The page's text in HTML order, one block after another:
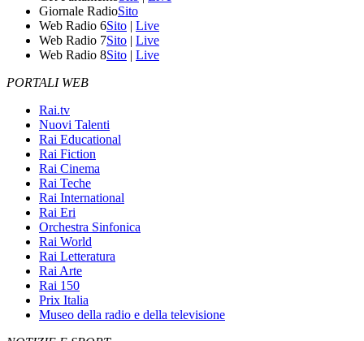
Giornale RadioSito
Web Radio 6Sito | Live
Web Radio 7Sito | Live
Web Radio 8Sito | Live
PORTALI WEB
Rai.tv
Nuovi Talenti
Rai Educational
Rai Fiction
Rai Cinema
Rai Teche
Rai International
Rai Eri
Orchestra Sinfonica
Rai World
Rai Letteratura
Rai Arte
Rai 150
Prix Italia
Museo della radio e della televisione